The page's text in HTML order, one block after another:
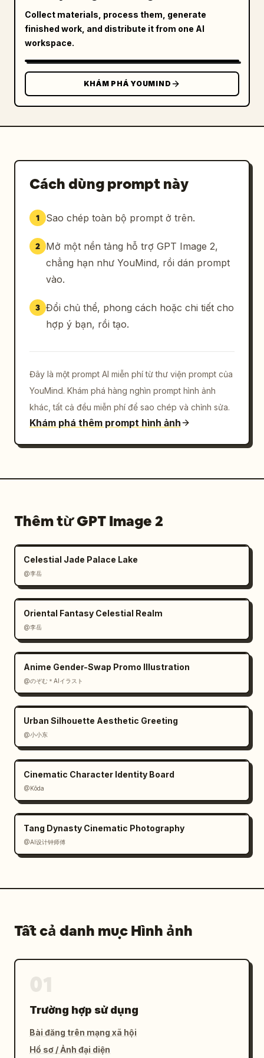
được cắt sát","quality":"kết xuất vải chi
tiết cao, độ rủ thực tế, đường nét sắc sảo,
vẻ ngoài sang trọng"}}
Collect materials, process them, generate
finished work, and distribute it from one AI
workspace.
KHÁM PHÁ YOUMIND
Cách dùng prompt này
1 Sao chép toàn bộ prompt ở trên.
2
Mở một nền tảng hỗ trợ GPT Image 2,
chẳng hạn như YouMind, rồi dán prompt
vào.
3 Đổi chủ thể, phong cách hoặc chi tiết cho
hợp ý bạn, rồi tạo.
Đây là một prompt AI miễn phí từ thư viện prompt của
YouMind. Khám phá hàng nghìn prompt hình ảnh
khác, tất cả đều miễn phí để sao chép và chỉnh sửa.
Khám phá thêm prompt hình ảnh
Thêm từ GPT Image 2
Celestial Jade Palace Lake
@李岳
Oriental Fantasy Celestial Realm
@李岳
Anime Gender-Swap Promo Illustration
@のぞむ＊AIイラスト
Urban Silhouette Aesthetic Greeting
@小小东
Cinematic Character Identity Board
@Kōda
Tang Dynasty Cinematic Photography
@AI设计钟师傅
Tất cả danh mục Hình ảnh
Trường hợp sử dụng
Bài đăng trên mạng xã hội
Hồ sơ / Ảnh đại diện